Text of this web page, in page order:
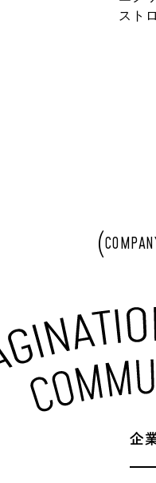
スト
企